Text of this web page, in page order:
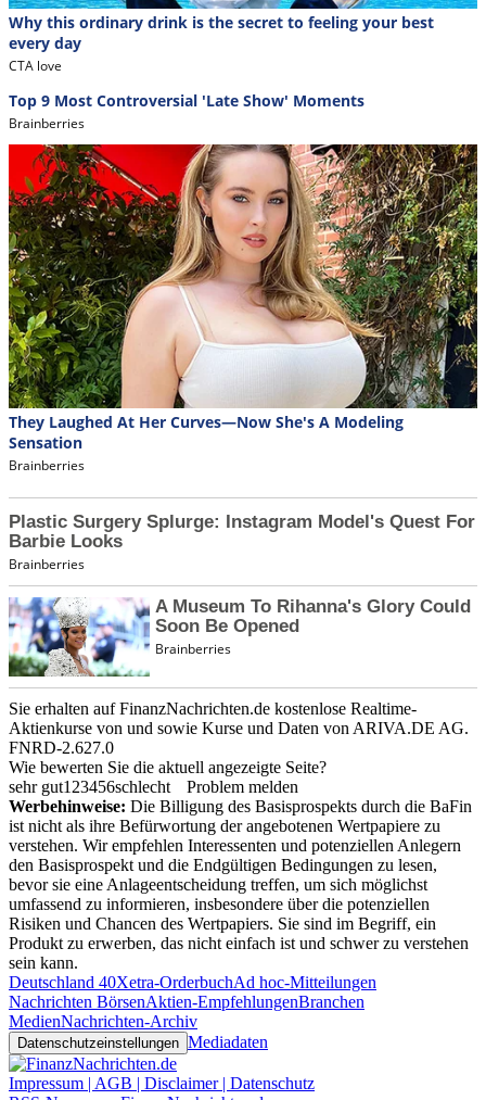
Sie erhalten auf FinanzNachrichten.de kostenlose Realtime-
Aktienkurse von und sowie Kurse und Daten von ARIVA.DE AG.
FNRD-2.627.0
Wie bewerten Sie die aktuell angezeigte Seite?
sehr gut1 23456schlecht
Problem melden
Werbehinweise: Die Billigung des Basisprospekts durch die BaFin
ist nicht als ihre Befürwortung der angebotenen Wertpapiere zu
verstehen. Wir empfehlen Interessenten und potenziellen Anlegern
den Basisprospekt und die Endgültigen Bedingungen zu lesen,
bevor sie eine Anlageentscheidung treffen, um sich möglichst
umfassend zu informieren, insbesondere über die potenziellen
Risiken und Chancen des Wertpapiers. Sie sind im Begriff, ein
Produkt zu erwerben, das nicht einfach ist und schwer zu verstehen
sein kann.
Deutschland 40Xetra-OrderbuchAd hoc-Mitteilungen
Nachrichten BörsenAktien-EmpfehlungenBranchen
MedienNachrichten-Archiv
Datenschutzeinstellungen Mediadaten
Impressum | AGB | Disclaimer | Datenschutz